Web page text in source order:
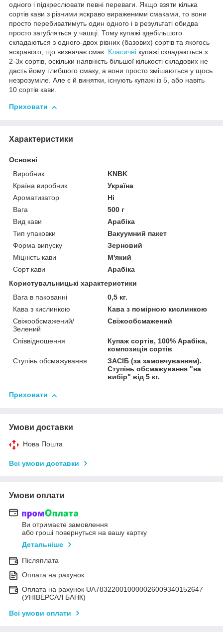
одного і підкреслювати певні переваги. Якщо взяти кілька
сортів кави з різними яскраво вираженими смаками, то вони
просто перебиватимуть один одного і в результаті обидва
просто загубляться у чашці. Тому купажі здебільшого
складаються з одного-двох рівних (базових) сортів та якогось
яскравого, що визначає смак. Класичні купажі складаються з
2-3х сортів, оскільки наявність більшої кількості складових не
дасть йому глибшого смаку, а вони просто змішаються у щось
незрозуміле. Але є й винятки, існують купажі із 5, або навіть
10 сортів кави.
Приховати
Характеристики
Основні
Виробник
KNBK
Країна виробник
Україна
Ароматизатор
Ні
Вага
500 г
Вид кави
Арабіка
Тип упаковки
Вакуумний пакет
Форма випуску
Зерновий
Міцність кави
М'який
Сорт кави
Арабіка
Користувальницькі характеристики
Вага в пакованні
0,5 кг.
Кава з кислинкою
Кава з помірною кислинкою
Свіжообсмажений/
Зелений
Свіжообсмажений
Співвідношення
Купаж сортів, 100% Арабіка,
композиція сортів
Ступінь обсмажування
ЗАСІБ (за замовчуванням).
Ступінь обсмажування "на
вибір" від 5 кг.
Приховати
Умови доставки
Нова Пошта
Всі умови доставки
Умови оплати
Ви отримаєте замовлення
або гроші повернуться на вашу картку
Детальніше
Післяплата
Оплата на рахунок
Оплата на рахунок UA783220010000026009340152647
(УНІВЕРСАЛ БАНК)
Всі умови оплати